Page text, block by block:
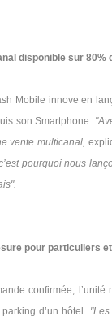
disponible sur 80%
Mobile innove en
son Smartphone.
vente multicanal,
pourquoi nous
pour particuliers
confirmée,
d’un hôtel.